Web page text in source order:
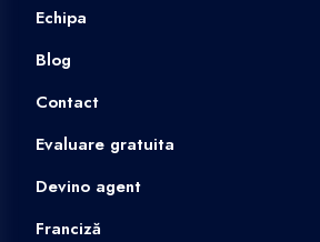
Echipa
Blog
Contact
Evaluare gratuita
Devino agent
Franciză